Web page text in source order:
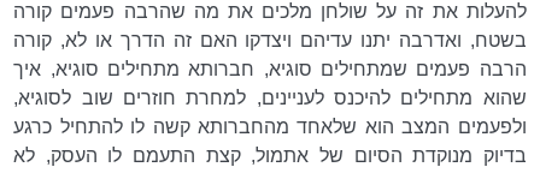
להעלות את זה על שולחן מלכים את מה שהרבה פעמים קורה
בשטח, ואדרבה יתנו עדיהם ויצדקו האם זה הדרך או לא, קורה
הרבה פעמים שמתחילים סוגיא, חברותא מתחילים סוגיא, איך
שהוא מתחילים להיכנס לעניינים, למחרת חוזרים שוב לסוגיא,
ולפעמים המצב הוא שלאחד מהחברותא קשה לו להתחיל כרגע
בדיוק מנוקדת הסיום של אתמול, קצת התעמם לו העסק, לא